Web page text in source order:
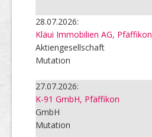
28.07.2026:
Kläui Immobilien AG, Pfäffikon
Aktiengesellschaft
Mutation
27.07.2026:
K-91 GmbH, Pfäffikon
GmbH
Mutation